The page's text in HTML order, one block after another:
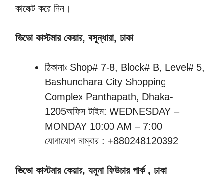
কালেক্ট করে নিন।
ভিভো কাস্টমার কেয়ার, বসুন্ধারা, ঢাকা
ঠিকানাঃ Shop# 7-8, Block# B, Level# 5,
Bashundhara City Shopping
Complex Panthapath, Dhaka-
1205অফিস টাইম: WEDNESDAY –
MONDAY 10:00 AM – 7:00
যোগাযোগ নাম্বার : +880248120392
ভিভো কাস্টমার কেয়ার, যমুনা ফিউচার পার্ক , ঢাকা